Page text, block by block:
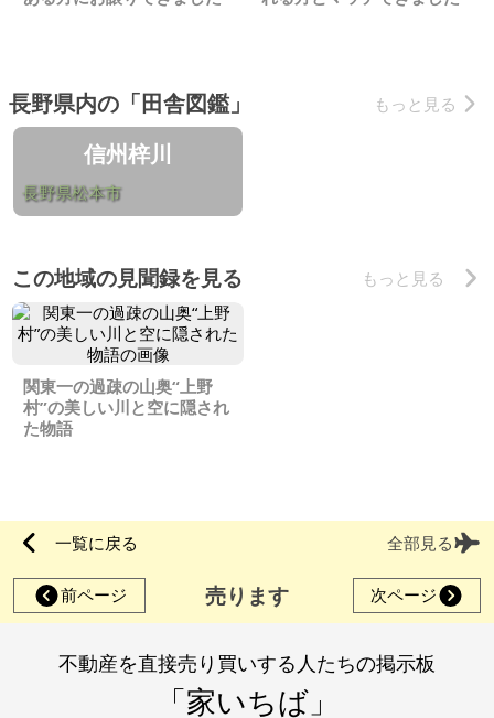
長野県内の「田舎図鑑」 もっと見る
信州梓川
長野県松本市
この地域の見聞録を見る もっと見る
関東一の過疎の山奥“上野
村”の美しい川と空に隠され
た物語
一覧に戻る 全部見る
前ページ 売ります 次ページ
不動産を直接売り買いする人たちの掲示板
「家いちば」